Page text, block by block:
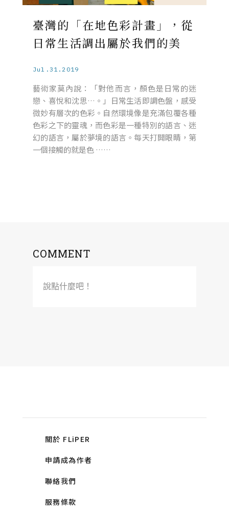
臺灣的「在地色彩計畫」，從
日常生活調出屬於我們的美
Jul.31.2019
藝術家莫內說：「對他而言，顏色是日常的迷
戀、喜悅和沈思…。」日常生活即調色盤，感受
微妙有層次的色彩。自然環境像是充滿包覆各種
色彩之下的靈魂，而色彩是一種特別的語言、迷
幻的語言，屬於夢境的語言。每天打開眼睛，第
一個接觸的就是色 ……
COMMENT
說點什麼吧！
關於 FLiPER
申請成為作者
聯絡我們
服務條款